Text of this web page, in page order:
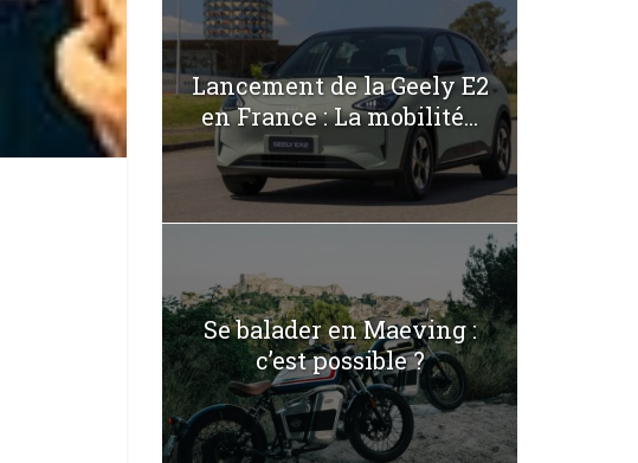
Lancement de la Geely E2
en France : La mobilité...
Se balader en Maeving :
c’est possible ?